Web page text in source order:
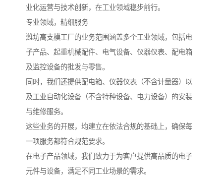
业化运营与技术创新，在工业领域稳步前行。
专业领域，精细服务
潍坊高支模工厂的业务范围涵盖多个工业领域，包括电
子产品、起重机械配件、电气设备、仪器仪表、配电箱
及监控设备的批发与零售。
同时，我们还提供配电箱、仪器仪表（不含计量器）以
及工业自动化设备（不含特种设备、电力设备）的安装
与维修服务。
这些业务的开展，均建立在依法合规的基础上，确保每
一项服务都符合规范要求。
在电子产品领域，我们致力于为客户提供高品质的电子
元件与设备，满足不同工业场景的需求。